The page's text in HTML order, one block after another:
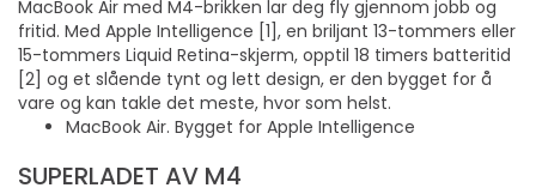
MacBook Air med M4-brikken lar deg fly gjennom jobb og
fritid. Med Apple Intelligence [1], en briljant 13-tommers eller
15-tommers Liquid Retina-skjerm, opptil 18 timers batteritid
[2] og et slående tynt og lett design, er den bygget for å
vare og kan takle det meste, hvor som helst.
MacBook Air. Bygget for Apple Intelligence
SUPERLADET AV M4